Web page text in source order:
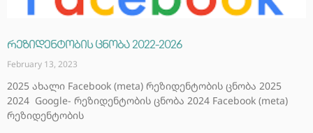
რეზიდენტობის ცნობა 2022-2026
February 13, 2023
2025 ახალი Facebook (meta) რეზიდენტობის ცნობა 2025
2024 Google- რეზიდენტობის ცნობა 2024 Facebook (meta)
რეზიდენტობის